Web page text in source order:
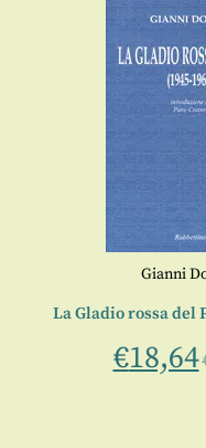
Gianni
La Gladio rossa del
€18,64